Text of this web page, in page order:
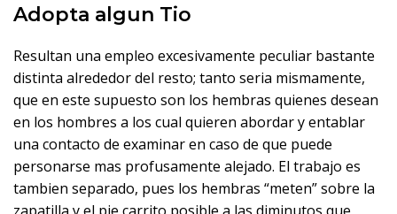
Adopta algun Tio
Resultan una empleo excesivamente peculiar bastante
distinta alrededor del resto; tanto seri­a mismamente,
que en este supuesto son los hembras quienes desean
en los hombres a los cual quieren abordar y entablar
una contacto de examinar en caso de que puede
personarse mas profusamente alejado. El trabajo es
tambien separado, pues los hembras “meten” sobre la